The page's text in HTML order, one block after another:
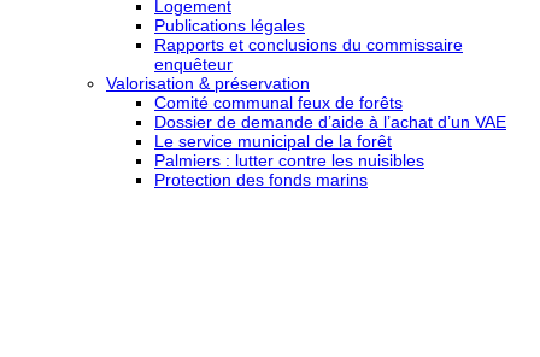
Logement
Publications légales
Rapports et conclusions du commissaire
enquêteur
Valorisation & préservation
Comité communal feux de forêts
Dossier de demande d’aide à l’achat d’un VAE
Le service municipal de la forêt
Palmiers : lutter contre les nuisibles
Protection des fonds marins